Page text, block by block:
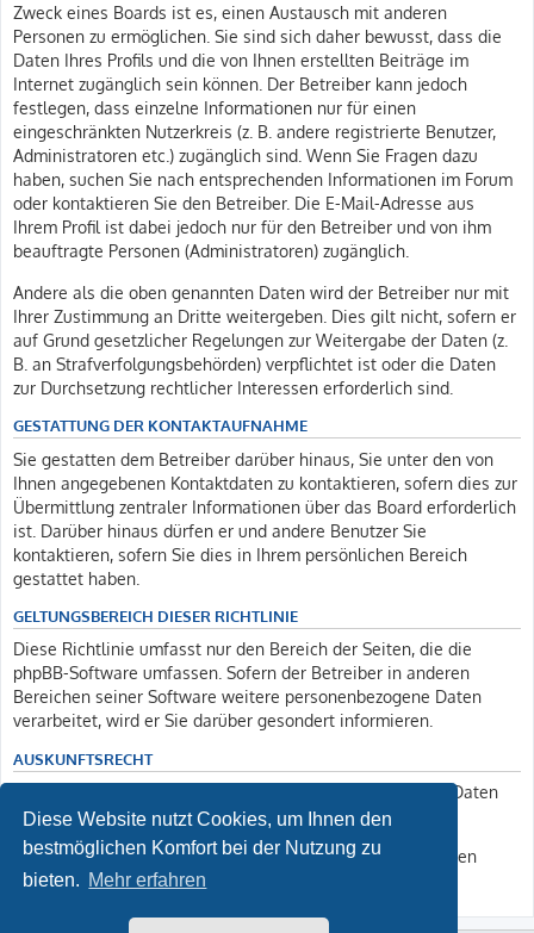
Diese Website nutzt Cookies, um Ihnen den
bestmöglichen Komfort bei der Nutzung zu
bieten. Mehr erfahren
Zweck eines Boards ist es, einen Austausch mit anderen
Personen zu ermöglichen. Sie sind sich daher bewusst, dass die
Daten Ihres Profils und die von Ihnen erstellten Beiträge im
Internet zugänglich sein können. Der Betreiber kann jedoch
festlegen, dass einzelne Informationen nur für einen
eingeschränkten Nutzerkreis (z. B. andere registrierte Benutzer,
Administratoren etc.) zugänglich sind. Wenn Sie Fragen dazu
haben, suchen Sie nach entsprechenden Informationen im Forum
oder kontaktieren Sie den Betreiber. Die E-Mail-Adresse aus
Ihrem Profil ist dabei jedoch nur für den Betreiber und von ihm
beauftragte Personen (Administratoren) zugänglich.
Andere als die oben genannten Daten wird der Betreiber nur mit
Ihrer Zustimmung an Dritte weitergeben. Dies gilt nicht, sofern er
auf Grund gesetzlicher Regelungen zur Weitergabe der Daten (z.
B. an Strafverfolgungsbehörden) verpflichtet ist oder die Daten
zur Durchsetzung rechtlicher Interessen erforderlich sind.
GESTATTUNG DER KONTAKTAUFNAHME
Sie gestatten dem Betreiber darüber hinaus, Sie unter den von
Ihnen angegebenen Kontaktdaten zu kontaktieren, sofern dies zur
Übermittlung zentraler Informationen über das Board erforderlich
ist. Darüber hinaus dürfen er und andere Benutzer Sie
kontaktieren, sofern Sie dies in Ihrem persönlichen Bereich
gestattet haben.
GELTUNGSBEREICH DIESER RICHTLINIE
Diese Richtlinie umfasst nur den Bereich der Seiten, die die
phpBB-Software umfassen. Sofern der Betreiber in anderen
Bereichen seiner Software weitere personenbezogene Daten
verarbeitet, wird er Sie darüber gesondert informieren.
AUSKUNFTSRECHT
Der Betreiber erteilt Ihnen auf Anfrage Auskunft, welche Daten
über Sie gespeichert sind.
Sie können jederzeit die Löschung bzw. Sperrung Ihrer Daten
verlangen. Kontaktieren Sie hierzu bitte den Betreiber.